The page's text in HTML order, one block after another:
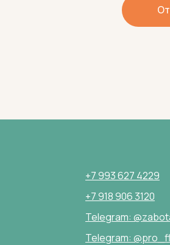
+7 918 906 3120
+7 993 627 4229
Telegram:
Telegram: